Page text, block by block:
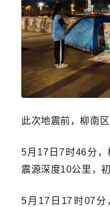
此次地震前，柳南
5月17日7时46分，
震源深度10公里，
5月17日17时07分